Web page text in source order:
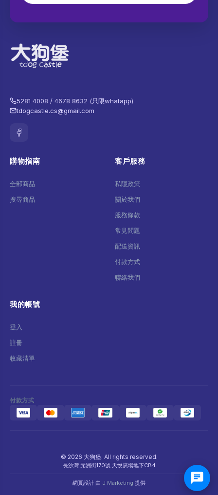
5281 4008 / 4678 8632 (只限whatapp)
tdogcastle.cs@gmail.com
購物指南
全部商品
搜尋商品
客戶服務
私隱政策
關於我們
服務條款
常見問題
配送資訊
付款方式
聯絡我們
我的帳號
登入
註冊
收藏清單
付款方式
© 2026 大狗堡. All rights reserved.
長沙灣 元洲街170號 天悅廣場地下CB4
網頁設計 由 J Marketing 提供